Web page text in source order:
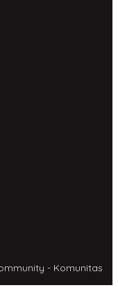
- Komunitas